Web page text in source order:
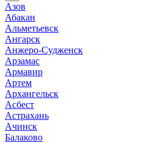
Азов
Абакан
Альметьевск
Ангарск
Анжеро-Судженск
Арзамас
Армавир
Артем
Архангельск
Асбест
Астрахань
Ачинск
Балаково